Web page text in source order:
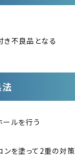
不良品となる
ルを行う
ンを塗って2重の対策